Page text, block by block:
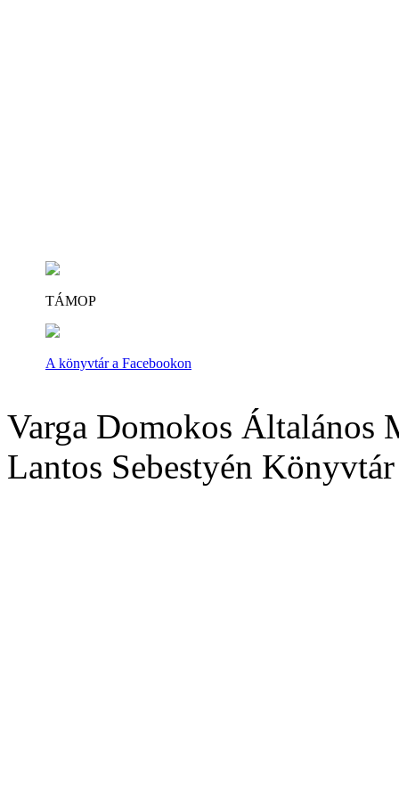
TÁMOP
A könyvtár a Facebookon
Varga Domokos Általános
Lantos Sebestyén